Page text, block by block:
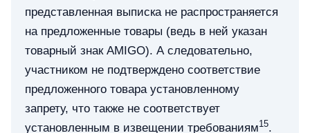
представленная выписка не распространяется
на предложенные товары (ведь в ней указан
товарный знак AMIGO). А следовательно,
участником не подтверждено соответствие
предложенного товара установленному
запрету, что также не соответствует
установленным в извещении требованиям15.